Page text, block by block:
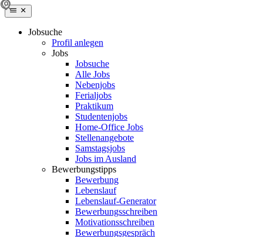
Jobsuche
Profil anlegen
Jobs
Jobsuche
Alle Jobs
Nebenjobs
Ferialjobs
Praktikum
Studentenjobs
Home-Office Jobs
Stellenangebote
Samstagsjobs
Jobs im Ausland
Bewerbungstipps
Bewerbung
Lebenslauf
Lebenslauf-Generator
Bewerbungsschreiben
Motivationsschreiben
Bewerbungsgespräch